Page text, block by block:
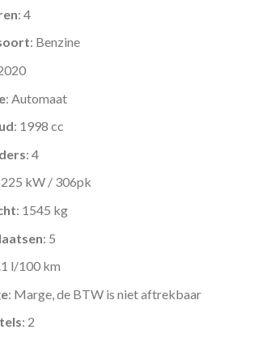
: 4
: Benzine
: Automaat
: 1998 cc
: 4
225 kW / 306pk
: 1545 kg
: 5
l/100 km
: Marge, de BTW is niet aftrekbaar
: 2